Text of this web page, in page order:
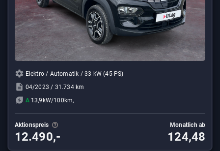
Elektro / Automatik / 33 kW (45 PS)
04/2023 / 31.734 km
A 13,9kW/100km,
Aktionspreis
12.490,-
Monatlich ab
124,48